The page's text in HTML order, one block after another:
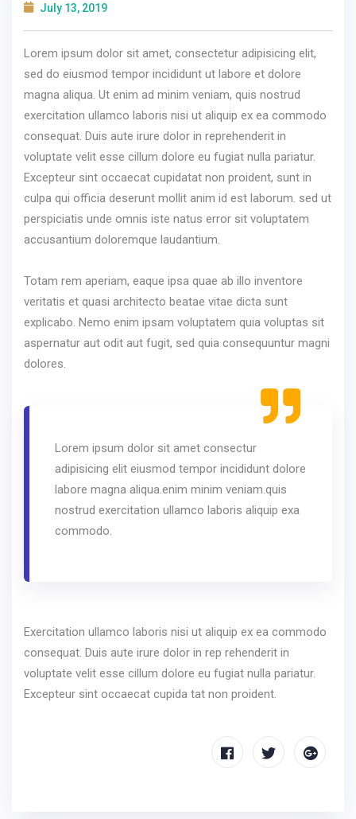
July 13, 2019
Lorem ipsum dolor sit amet, consectetur adipisicing elit,
sed do eiusmod tempor incididunt ut labore et dolore
magna aliqua. Ut enim ad minim veniam, quis nostrud
exercitation ullamco laboris nisi ut aliquip ex ea commodo
consequat. Duis aute irure dolor in reprehenderit in
voluptate velit esse cillum dolore eu fugiat nulla pariatur.
Excepteur sint occaecat cupidatat non proident, sunt in
culpa qui officia deserunt mollit anim id est laborum. sed ut
perspiciatis unde omnis iste natus error sit voluptatem
accusantium doloremque laudantium.
Totam rem aperiam, eaque ipsa quae ab illo inventore
veritatis et quasi architecto beatae vitae dicta sunt
explicabo. Nemo enim ipsam voluptatem quia voluptas sit
aspernatur aut odit aut fugit, sed quia consequuntur magni
dolores.
Lorem ipsum dolor sit amet consectur
adipisicing elit eiusmod tempor incididunt dolore
labore magna aliqua.enim minim veniam.quis
nostrud exercitation ullamco laboris aliquip exa
commodo.
Exercitation ullamco laboris nisi ut aliquip ex ea commodo
consequat. Duis aute irure dolor in rep rehenderit in
voluptate velit esse cillum dolore eu fugiat nulla pariatur.
Excepteur sint occaecat cupida tat non proident.